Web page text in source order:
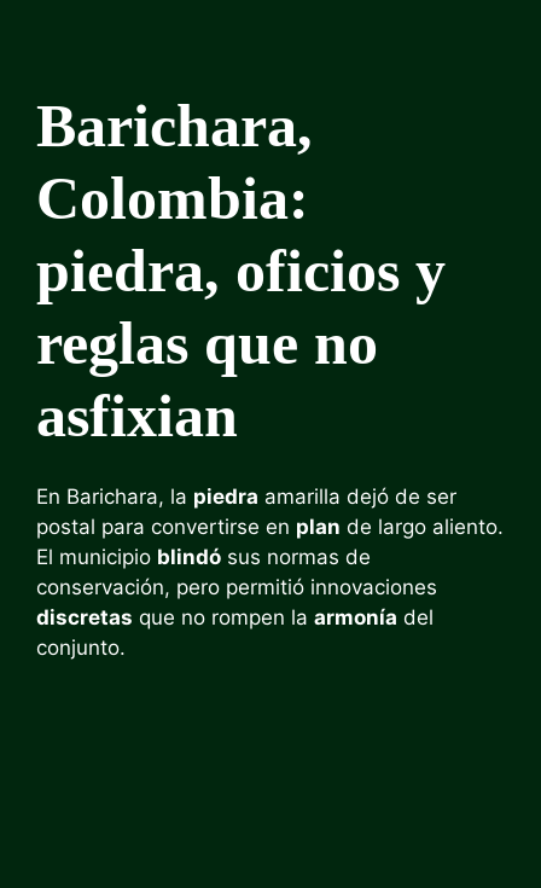
Barichara,
Colombia:
piedra, oficios y
reglas que no
asfixian
En Barichara, la piedra amarilla dejó de ser
postal para convertirse en plan de largo aliento.
El municipio blindó sus normas de
conservación, pero permitió innovaciones
discretas que no rompen la armonía del
conjunto.